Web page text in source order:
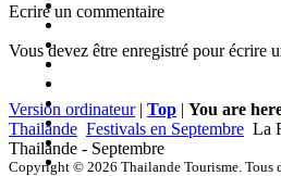
Ecrire un commentaire
Vous devez être enregistré pour écrire
Version ordinateur| Top | You are
Thailande Festivals en Septembre La
Thailande - Septembre
Copyright © 2026 Thailande Tourisme. Tous